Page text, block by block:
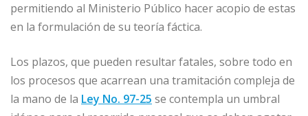
permitiendo al Ministerio Público hacer acopio de estas
en la formulación de su teoría fáctica.
Los plazos, que pueden resultar fatales, sobre todo en
los procesos que acarrean una tramitación compleja de
la mano de la Ley No. 97-25 se contempla un umbral